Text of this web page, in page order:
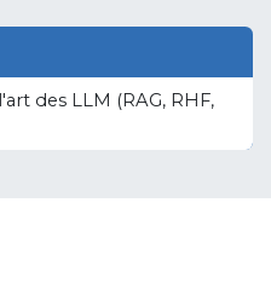
des LLM (RAG, RHF,